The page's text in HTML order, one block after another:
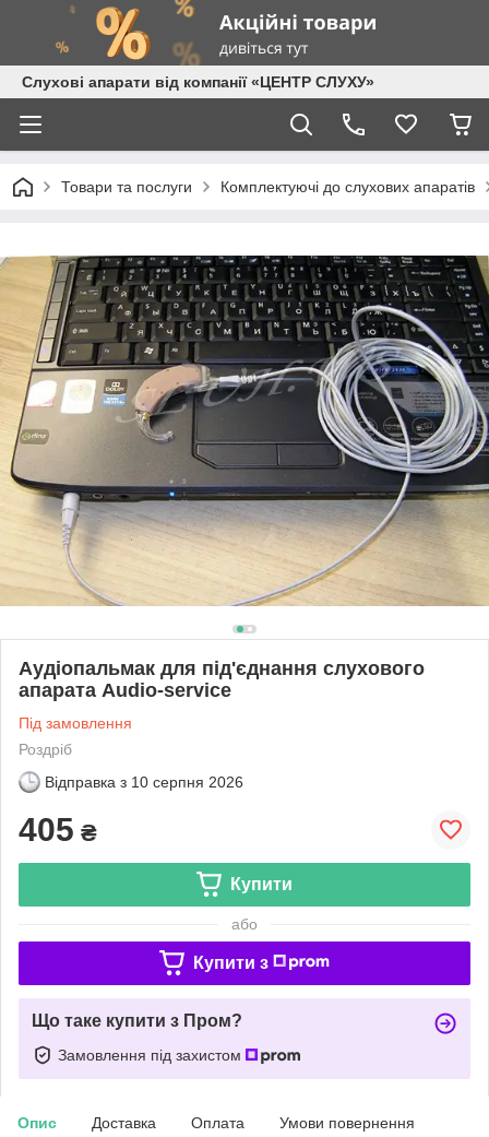
Слухові апарати від компанії «ЦЕНТР СЛУХУ»
Товари та послуги Комплектуючі до слухових апаратів
Аудіопальмак для під'єднання слухового
апарата Audio-service
Під замовлення
Роздріб
Відправка з 10 серпня 2026
405 ₴
Купити
або
Купити з
Що таке купити з Пром?
Замовлення під захистом
Опис Доставка Оплата Умови повернення